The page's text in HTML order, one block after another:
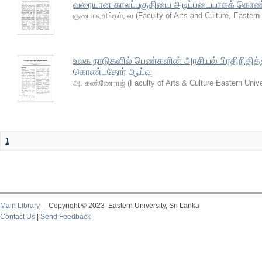
வரையான காலப்பகுதியை அடிப்படையாகக்
குணபாலசிங்கம், வ (Faculty of Arts and Culture,
உலக நாடுகளில் பெண்களின் அரசியல்
கொண்டதோர் ஆய்வு
அ. கண்ணேராஜ் (Faculty of Arts & Culture Eastern
1
Main Library | Copyright © 2023 Eastern University, Sri Lanka
Contact Us
Send Feedback